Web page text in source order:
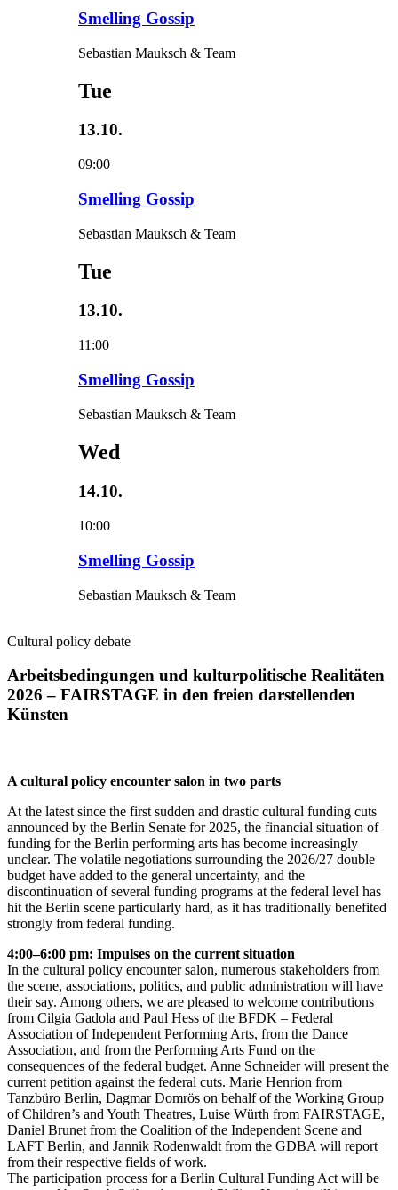
Smelling Gossip
Sebastian Mauksch & Team
Tue
13.10.
09:00
Smelling Gossip
Sebastian Mauksch & Team
Tue
13.10.
11:00
Smelling Gossip
Sebastian Mauksch & Team
Wed
14.10.
10:00
Smelling Gossip
Sebastian Mauksch & Team
Cultural policy debate
Arbeitsbedingungen und kulturpolitische Realitäten
2026 – FAIRSTAGE in den freien darstellenden
Künsten
A cultural policy encounter salon in two parts
At the latest since the first sudden and drastic cultural funding cuts
announced by the Berlin Senate for 2025, the financial situation of
funding for the Berlin performing arts has become increasingly
unclear. The volatile negotiations surrounding the 2026/27 double
budget have added to the general uncertainty, and the
discontinuation of several funding programs at the federal level has
hit the Berlin scene particularly hard, as it has traditionally benefited
strongly from federal funding.
4:00–6:00 pm: Impulses on the current situation
In the cultural policy encounter salon, numerous stakeholders from
the scene, associations, politics, and public administration will have
their say. Among others, we are pleased to welcome contributions
from Cilgia Gadola and Paul Hess of the BFDK – Federal
Association of Independent Performing Arts, from the Dance
Association, and from the Performing Arts Fund on the
consequences of the federal budget. Anne Schneider will present the
current petition against the federal cuts. Marie Henrion from
Tanzbüro Berlin, Dagmar Domrös on behalf of the Working Group
of Children’s and Youth Theatres, Luise Würth from FAIRSTAGE,
Daniel Brunet from the Coalition of the Independent Scene and
LAFT Berlin, and Jannik Rodenwaldt from the GDBA will report
from their respective fields of work.
The participation process for a Berlin Cultural Funding Act will be